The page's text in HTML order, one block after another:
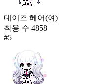
데이즈 헤어(여)
착용 수 4858
#5